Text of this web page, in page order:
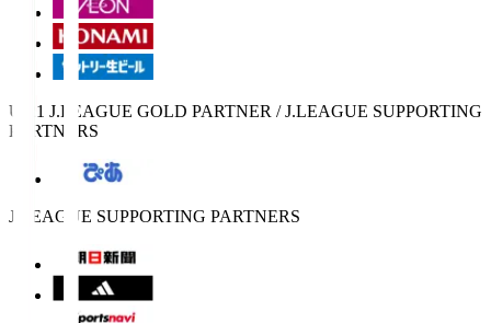
U-21 J.LEAGUE GOLD PARTNER / J.LEAGUE SUPPORTING
PARTNERS
J.LEAGUE SUPPORTING PARTNERS